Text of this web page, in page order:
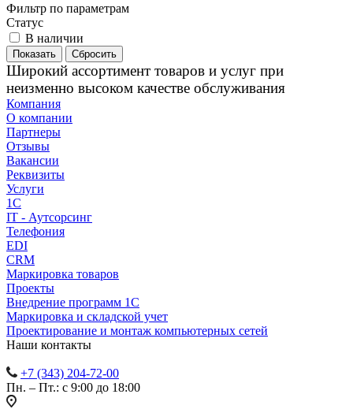
Фильтр по параметрам
Статус
В наличии
Сбросить
Широкий ассортимент товаров и услуг при
неизменно высоком качестве обслуживания
Компания
О компании
Партнеры
Отзывы
Вакансии
Реквизиты
Услуги
1С
IT - Аутсорсинг
Телефония
EDI
CRM
Маркировка товаров
Проекты
Внедрение программ 1С
Маркировка и складской учет
Проектирование и монтаж компьютерных сетей
Наши контакты
+7 (343) 204-72-00
Пн. – Пт.: с 9:00 до 18:00